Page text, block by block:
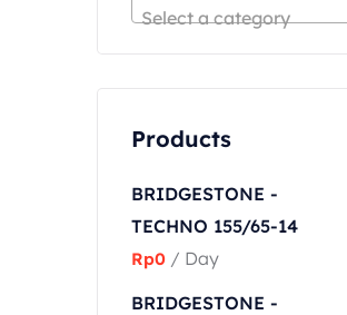
Select a category
Products
BRIDGESTONE -
TECHNO 155/65-14
Rp0 / Day
BRIDGESTONE -